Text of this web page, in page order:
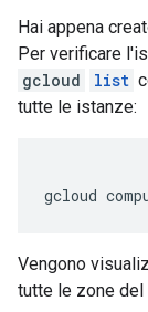
Hai appena
Per verificare
gcloud
list
tutte le istanze:
Vengono
tutte le zone del